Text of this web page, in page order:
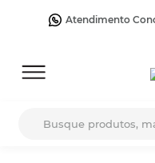
Atendimento